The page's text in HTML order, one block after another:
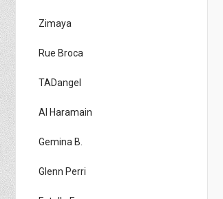
Zimaya
Rue Broca
TADangel
Al Haramain
Gemina B.
Glenn Perri